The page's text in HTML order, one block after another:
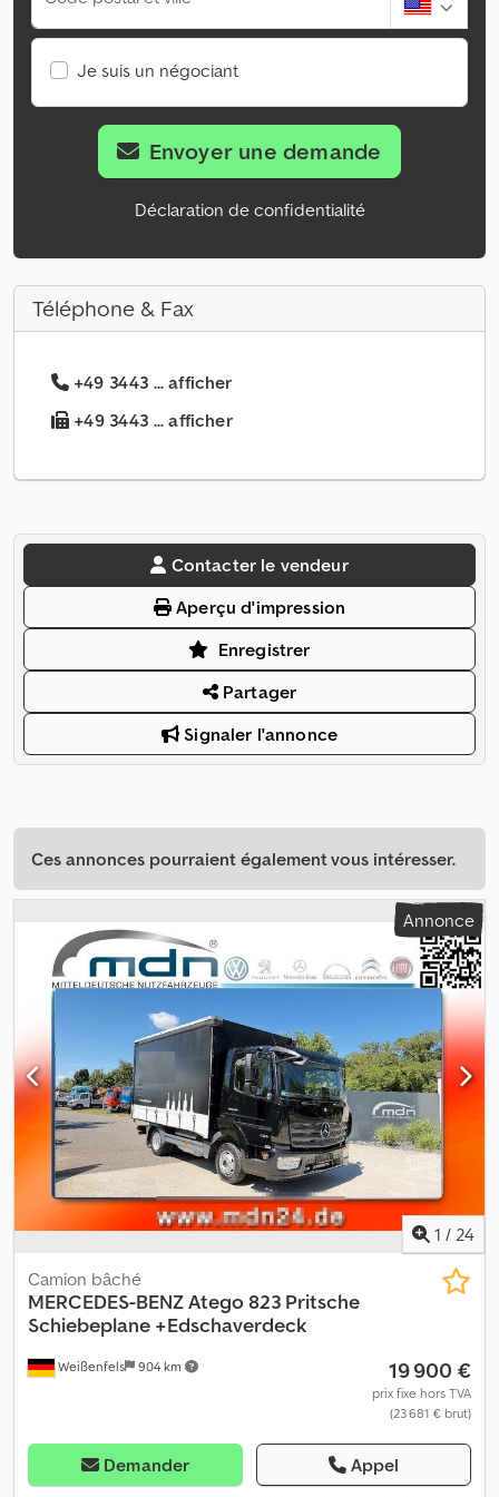
Je suis un négociant
Envoyer une demande
Déclaration de confidentialité
Téléphone & Fax
+49 3443 ... afficher
+49 3443 ... afficher
Contacter le vendeur
Aperçu d'impression
Enregistrer
Partager
Signaler l'annonce
Ces annonces pourraient également vous intéresser.
Annonce
1 / 24
Weißenfels 904 km
Camion bâché
MERCEDES-BENZAtego 823 Pritsche
Schiebeplane +Edschaverdeck
19 900 €
prix fixe hors TVA
(23 681 € brut)
Demander Appel